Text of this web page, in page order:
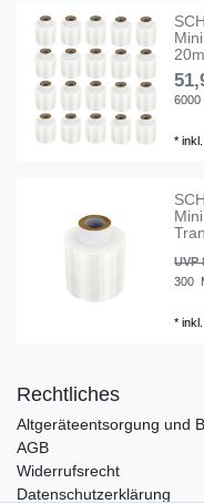
6000
*
UVP
300
*
Rechtliches
Altgeräteentsorgung und
AGB
Widerrufsrecht
Datenschutzerklärung